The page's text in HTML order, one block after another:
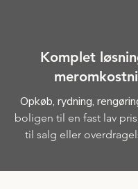
Komplet
Opkøb, rydning,
boligen til en fast lav
til salg eller